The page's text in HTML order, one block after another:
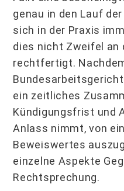
genau in den Lauf
sich in der Praxis
dies nicht Zweifel an
rechtfertigt.
ein zeitliches
Kündigungsfrist und
Anlass nimmt, von
Beweiswertes
einzelne Aspekte
Rechtsprechung.